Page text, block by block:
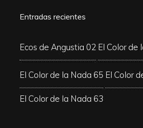
Entradas recientes
Ecos de Angustia 02 El Color de
El Color de la Nada 65 El Color
El Color de la Nada 63